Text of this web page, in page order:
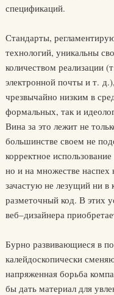
спецификаций.
Стандарты,
технологий, уникальны
количеством реализации
электронной почты и т.
чрезвычайно низким в
формальных, так и
Вина за это лежит не
большинстве своем не
корректное
но и на множестве
зачастую не лезущий ни
разметочный код. В этих
веб–дизайнера
Бурно развивающиеся в
калейдоскопически
напряженная борьба
бы дать материал для